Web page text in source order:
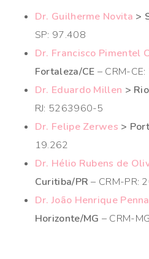
Dr. Guilherme Novita >
SP: 97.408
Dr. Francisco Pimentel
Fortaleza/CE – CRM-
Dr. Eduardo Millen >
RJ: 5263960-5
Dr. Felipe Zerwes >
19.262
Dr. Hélio Rubens de
Curitiba/PR – CRM-PR:
Dr. João Henrique
Horizonte/MG – CRM-